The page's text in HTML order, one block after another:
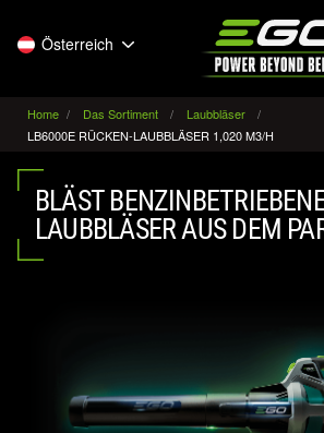
Österreich
Home Das Sortiment
Laubbläser
LB6000E RÜCKEN-LAUBBLÄSER 1,020 M3/H
BLÄST
LAUBBLÄSER AUS DEM